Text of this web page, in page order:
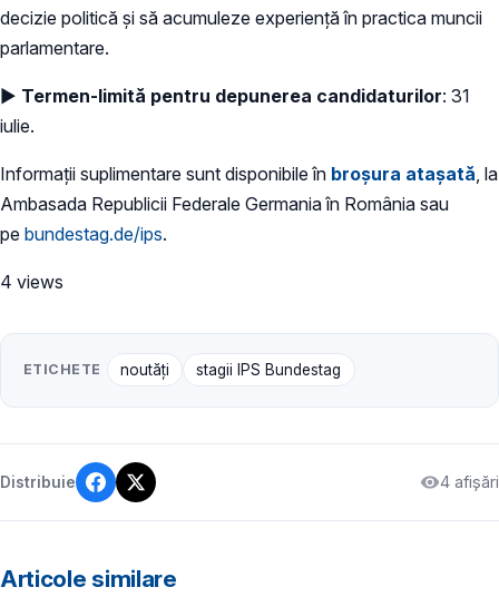
decizie politică şi să acumuleze experienţă în practica muncii
parlamentare.
► Termen-limită pentru depunerea candidaturilor: 31
iulie.
Informaţii suplimentare sunt disponibile în broșura atașată , la
Ambasada Republicii Federale Germania în România sau
pe bundestag.de/ips.
4 views
ETICHETE noutăți stagii IPS Bundestag
Distribuie 4 afișări
Articole similare